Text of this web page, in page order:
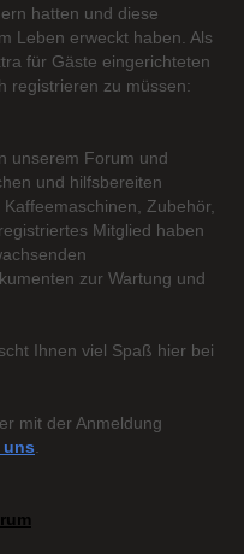
hatten und diese
Leben erweckt haben. Als
für Gäste eingerichteten
registrieren zu müssen:
unserem Forum und
und hilfsbereiten
Zubehör,
Mitglied haben
zur Wartung und
Ihnen viel Spaß hier bei
mit der Anmeldung
uns